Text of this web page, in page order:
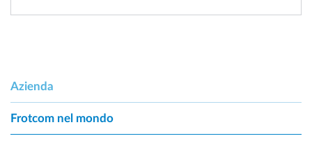
Azienda
Frotcom nel mondo